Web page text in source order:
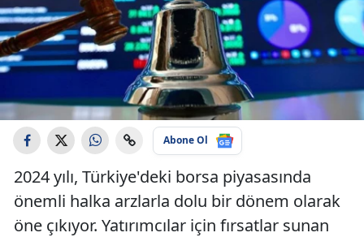
Abone Ol
2024 yılı, Türkiye'deki borsa piyasasında
önemli halka arzlarla dolu bir dönem olarak
öne çıkıyor. Yatırımcılar için fırsatlar sunan